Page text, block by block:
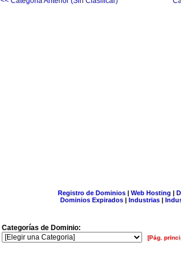
Registro de Dominios| Web Hosting |
Dominios Expirados | Industrias |
Categorías de Dominio:
[Pág.